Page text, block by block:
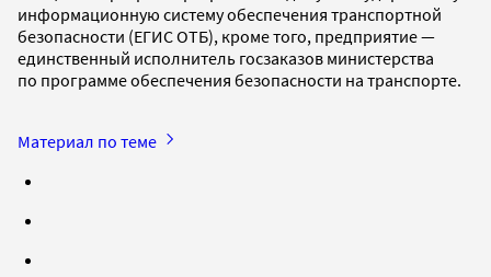
информационную систему обеспечения транспортной
безопасности (ЕГИС ОТБ), кроме того, предприятие —
единственный исполнитель госзаказов министерства
по программе обеспечения безопасности на транспорте.
Материал по теме